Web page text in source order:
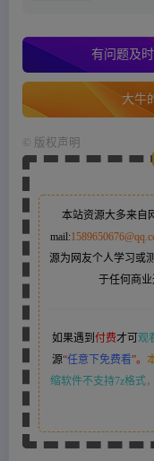
有问题及
大牛
版权声明
本站资源大多来自
mail:
源为网友个人学习或
于任何商业
如果遇到 付费才可 观
源“任意下免费看”。
缩软件不支持7z格式